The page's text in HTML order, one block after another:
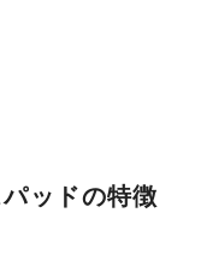
ッドの特徴